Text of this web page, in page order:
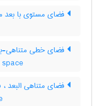
فضای مستوی با بعد
فضای خطی متناهی-
فضای متناهی البعد